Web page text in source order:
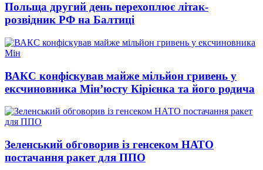
Польща другий день перехоплює літак-
розвідник РФ на Балтиці
ВАКС конфіскував майже мільйон гривень у
ексчиновника Мін’юсту Кірієнка та його родича
Зеленський обговорив із генсеком НАТО
постачання ракет для ППО